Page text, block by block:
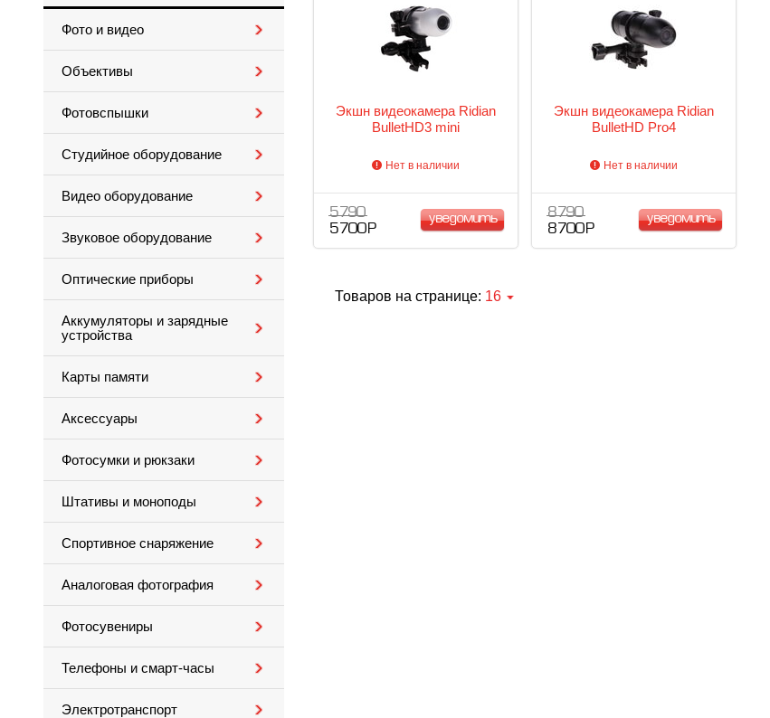
Фото и видео
Объективы
Фотовспышки
Студийное оборудование
Видео оборудование
Звуковое оборудование
Оптические приборы
Аккумуляторы и зарядные
устройства
Карты памяти
Аксессуары
Фотосумки и рюкзаки
Штативы и моноподы
Спортивное снаряжение
Аналоговая фотография
Фотосувениры
Телефоны и смарт-часы
Электротранспорт
Экшн видеокамера Ridian
BulletHD3 mini
Нет в наличии
5 790
5 700 Р
уведомить
Экшн видеокамера Ridian
BulletHD Pro4
Нет в наличии
8 790
8 700 Р
уведомить
Товаров на странице: 16